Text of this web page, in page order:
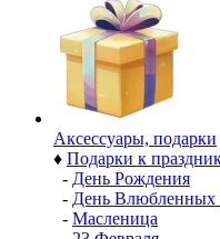
Аксессуары, подарки
♦ Подарки к
- День Рождения
- День Влюбленных
- Масленица